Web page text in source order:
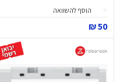
הוסף להשוואה
50 ₪